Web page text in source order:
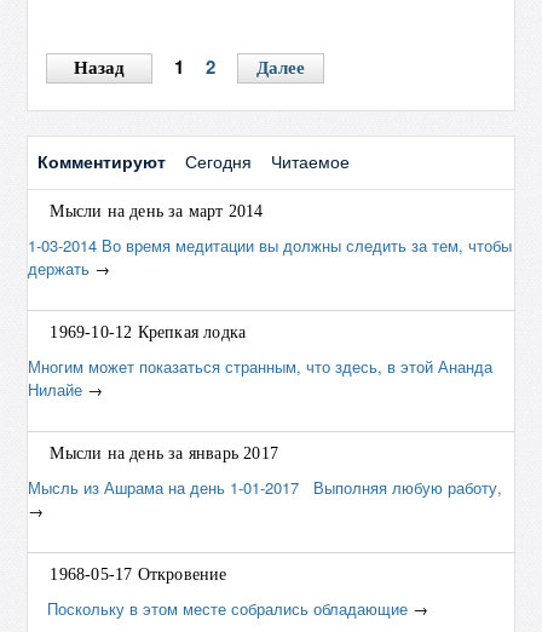
Сатья Саи.
Назад 1 2 Далее
Комментируют Сегодня Читаемое
Мысли на день за март 2014
1-03-2014 Во время медитации вы должны следить за тем, чтобы
держать →
1969-10-12 Крепкая лодка
Многим может показаться странным, что здесь, в этой Ананда
Нилайе →
Мысли на день за январь 2017
Мысль из Ашрама на день 1-01-2017 Выполняя любую работу,
→
1968-05-17 Откровение
Поскольку в этом месте собрались обладающие →